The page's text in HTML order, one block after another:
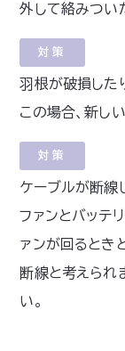
外して絡みつい
対策
羽根が破損した
この場合、新し
対策
ケーブルが断線
ファンとバッテ
ァンが回るとき
断線と考えられ
い。